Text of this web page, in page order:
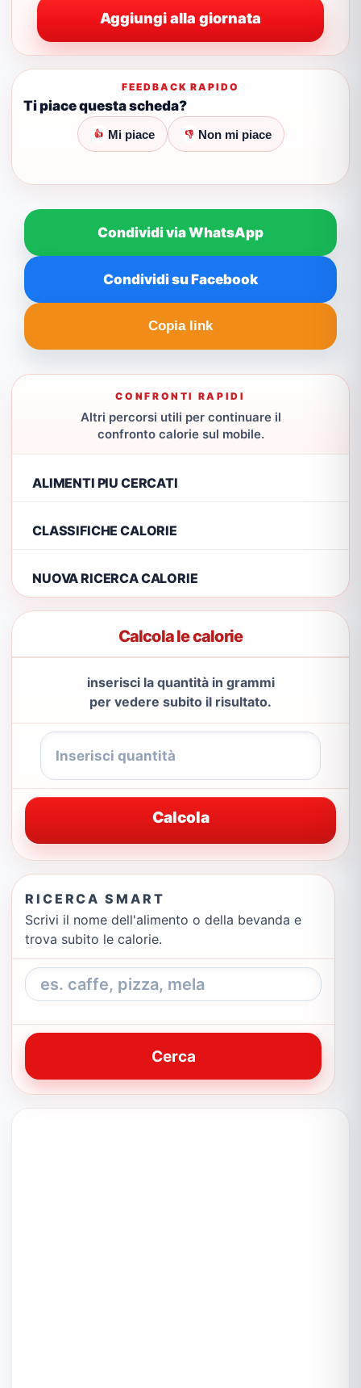
Aggiungi alla giornata
FEEDBACK RAPIDO
Ti piace questa scheda?
👍 Mi piace 👎 Non mi piace
Condividi via WhatsApp
Condividi su Facebook
Copia link
CONFRONTI RAPIDI
Altri percorsi utili per continuare il
confronto calorie sul mobile.
ALIMENTI PIU CERCATI
CLASSIFICHE CALORIE
NUOVA RICERCA CALORIE
Calcola le calorie
inserisci la quantità in grammi
per vedere subito il risultato.
Calcola
RICERCA SMART
Scrivi il nome dell'alimento o della bevanda e
trova subito le calorie.
Cerca